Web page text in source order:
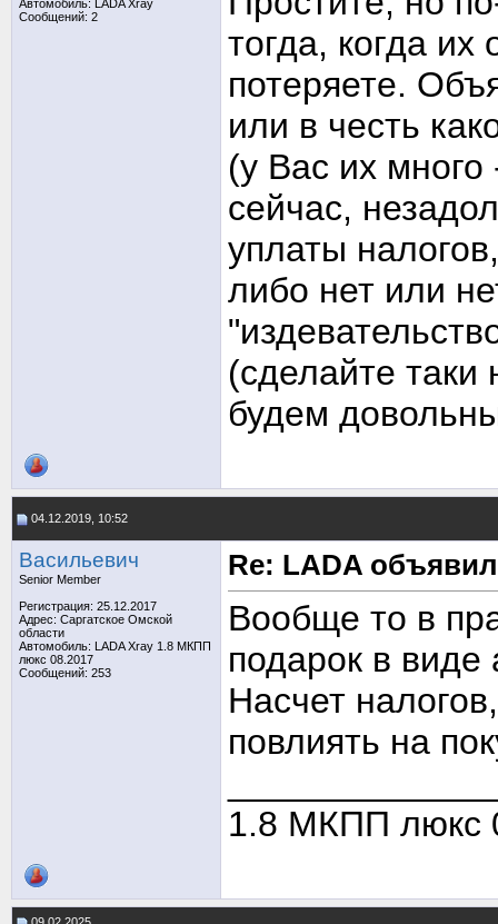
Автомобиль: LADA Xray
Сообщений: 2
тогда, когда
потеряете.
или в честь
(у Вас их много
сейчас,
уплаты
либо нет или
(сделайте
будем
04.12.2019, 10:52
Васильевич
Senior Member
Регистрация: 25.12.2017
Адрес: Саргатское Омской
области
Автомобиль: LADA Xray 1.8 МКПП
люкс 08.2017
Сообщений: 253
Re: LADA
Вообще то в
подарок в виде
Насчет
повлиять на
1.8 МКПП люкс